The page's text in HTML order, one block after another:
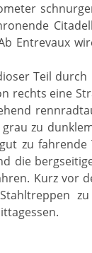
Entrevaux
Teil durch
rechts eine
zu
zu fahrende
die
Kurz vor
zu